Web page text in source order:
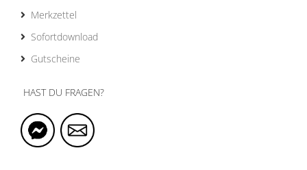
Merkzettel
Sofortdownload
Gutscheine
HAST DU FRAGEN?